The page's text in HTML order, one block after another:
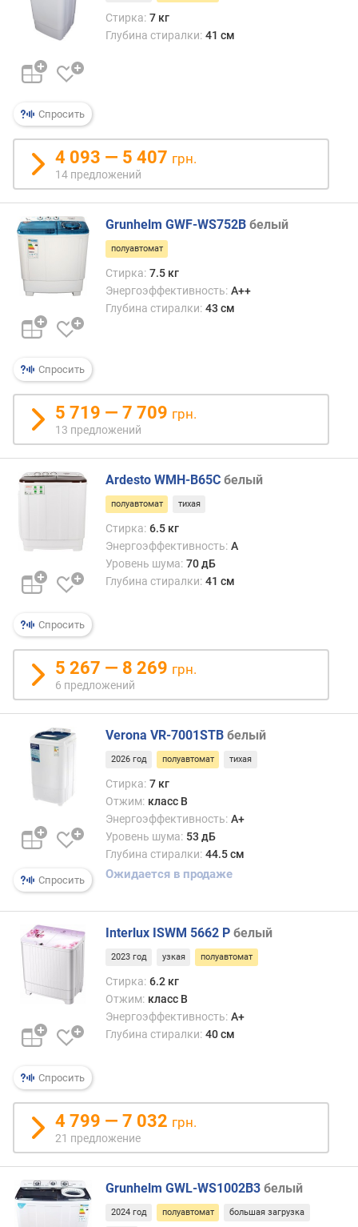
ь
у
(
о
т
ж
и
м
)
(
д
)
в
ы
о
т
а
(
с
м
)
р
н
а
с
м
б
и
с
м
т
и
п
ъ
м
б
р
а
а
(
л
Спросить
Стирка: 7 кг
Глубина стиралки: 41 см
4 093 — 5 407 грн.
14 предложений
Спросить
Grunhelm GWF-WS752B белый
полуавтомат
Стирка: 7.5 кг
Энергоэффективность: A++
Глубина стиралки: 43 см
5 719 — 7 709 грн.
13 предложений
Спросить
Ardesto WMH-B65C белый
полуавтомат тихая
Стирка: 6.5 кг
Энергоэффективность: A
Уровень шума: 70 дБ
Глубина стиралки: 41 см
5 267 — 8 269 грн.
6 предложений
Спросить
Verona VR-7001STB белый
2026 год полуавтомат тихая
Стирка: 7 кг
Отжим: класс B
Энергоэффективность: A+
Уровень шума: 53 дБ
Глубина стиралки: 44.5 см
Ожидается в продаже
Спросить
Interlux ISWM 5662 P белый
2023 год узкая полуавтомат
Стирка: 6.2 кг
Отжим: класс B
Энергоэффективность: A+
Глубина стиралки: 40 см
4 799 — 7 032 грн.
21 предложение
Grunhelm GWL-WS1002B3 белый
2024 год полуавтомат большая загрузка